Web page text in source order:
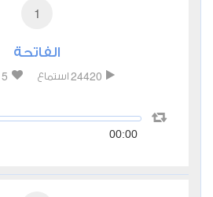
1
الفاتحة
24420 استماع 5
00:00